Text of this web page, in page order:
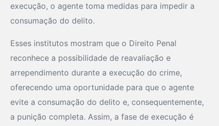
execução, o agente toma medidas para impedir a
consumação do delito.
Esses institutos mostram que o Direito Penal
reconhece a possibilidade de reavaliação e
arrependimento durante a execução do crime,
oferecendo uma oportunidade para que o agente
evite a consumação do delito e, consequentemente,
a punição completa. Assim, a fase de execução é